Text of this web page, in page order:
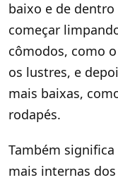
baixo e de
começar
cômodos, como
os lustres, e
mais baixas,
rodapés.
Também
mais internas